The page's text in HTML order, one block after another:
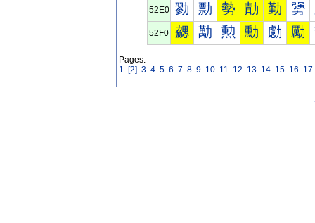
52E0 勠 勡 勢 勣 勤 勥
52F0 勰 勱 勲 勳 勴 勵
Pages:
1 [2] 3 4 5 6 7 8 9 10 11 12 13 14 15 16 17